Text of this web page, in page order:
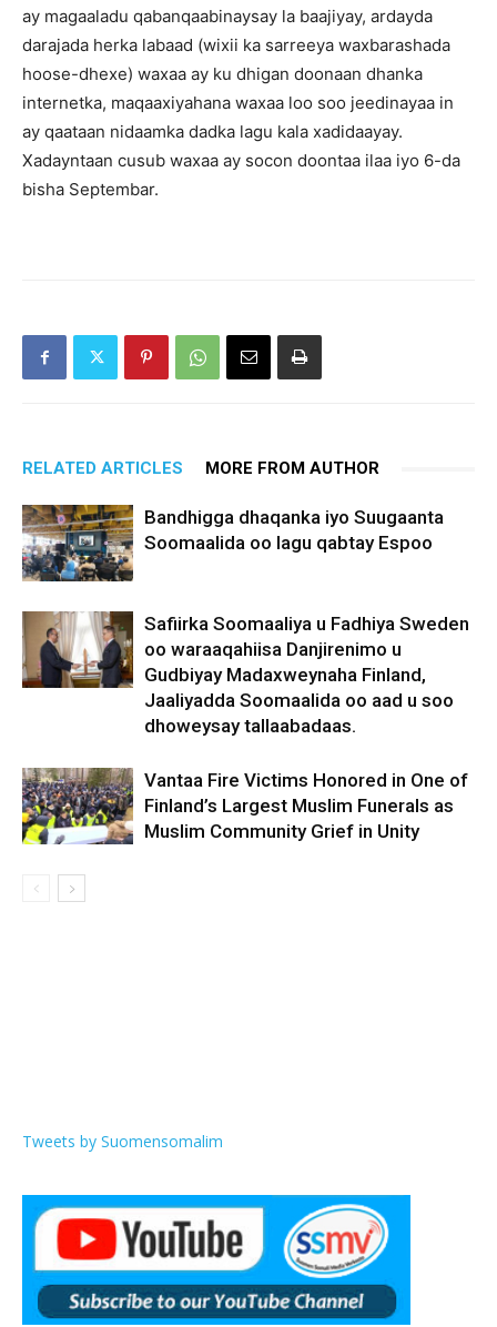
ay magaaladu qabanqaabinaysay la baajiyay, ardayda
darajada herka labaad (wixii ka sarreeya waxbarashada
hoose-dhexe) waxaa ay ku dhigan doonaan dhanka
internetka, maqaaxiyahana waxaa loo soo jeedinayaa in
ay qaataan nidaamka dadka lagu kala xadidaayay.
Xadayntaan cusub waxaa ay socon doontaa ilaa iyo 6-da
bisha Septembar.
RELATED ARTICLES MORE FROM AUTHOR
Bandhigga dhaqanka iyo Suugaanta
Soomaalida oo lagu qabtay Espoo
Safiirka Soomaaliya u Fadhiya Sweden
oo waraaqahiisa Danjirenimo u
Gudbiyay Madaxweynaha Finland,
Jaaliyadda Soomaalida oo aad u soo
dhoweysay tallaabadaas.
Vantaa Fire Victims Honored in One of
Finland’s Largest Muslim Funerals as
Muslim Community Grief in Unity
Tweets by Suomensomalim